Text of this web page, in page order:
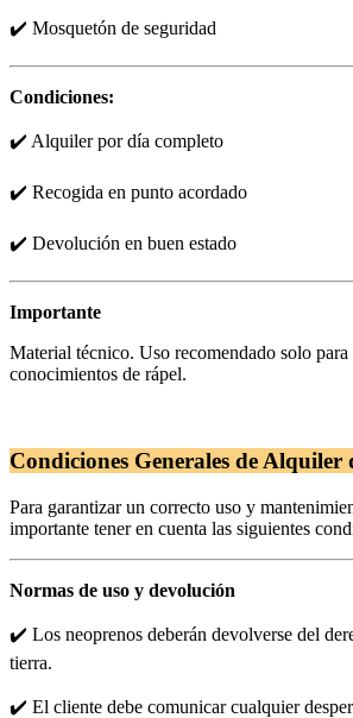
✔️ Mosquetón de seguridad
Condiciones:
✔️ Alquiler por día completo
✔️ Recogida en punto acordado
✔️ Devolución en buen estado
Importante
Material técnico. Uso recomendado solo para
conocimientos de rápel.
Condiciones Generales de Alquiler
Para garantizar un correcto uso y
importante tener en cuenta las siguientes
Normas de uso y devolución
✔️ Los neoprenos deberán devolverse del
tierra.
✔️ El cliente debe comunicar cualquier